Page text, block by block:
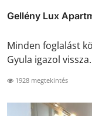
Gellény Lux
Minden foglalást
Gyula igazol
1928 megtekintés